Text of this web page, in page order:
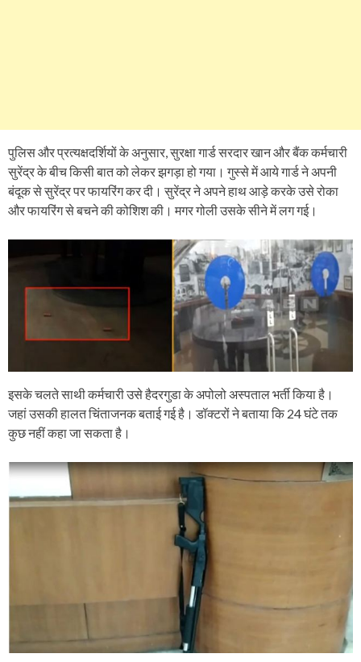
पुलिस और प्रत्यक्षदर्शियों के अनुसार, सुरक्षा गार्ड सरदार खान और बैंक कर्मचारी
सुरेंद्र के बीच किसी बात को लेकर झगड़ा हो गया। गुस्से में आये गार्ड ने अपनी
बंदूक से सुरेंद्र पर फायरिंग कर दी। सुरेंद्र ने अपने हाथ आड़े करके उसे रोका
और फायरिंग से बचने की कोशिश की। मगर गोली उसके सीने में लग गई।
इसके चलते साथी कर्मचारी उसे हैदरगुडा के अपोलो अस्पताल भर्ती किया है।
जहां उसकी हालत चिंताजनक बताई गई है। डॉक्टरों ने बताया कि 24 घंटे तक
कुछ नहीं कहा जा सकता है।